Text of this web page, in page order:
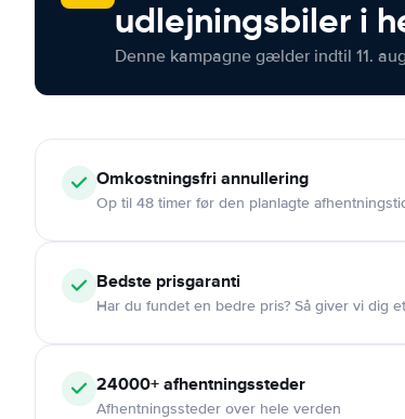
udlejningsbiler i
Denne kampagne gælder indtil 11.
Omkostningsfri annullering
Op til 48 timer før den planlagte
Bedste prisgaranti
Har du fundet en bedre pris? Så giver vi dig
24000+afhentningssteder
Afhentningssteder over hele verden